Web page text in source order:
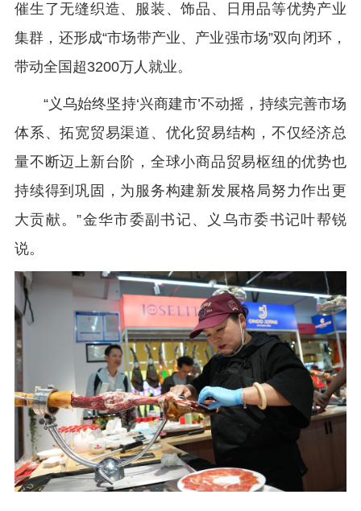
催生了无缝织造、服装、饰品、日用品等优势产业
集群，还形成“市场带产业、产业强市场”双向闭环，
带动全国超3200万人就业。
“义乌始终坚持‘兴商建市’不动摇，持续完善市场
体系、拓宽贸易渠道、优化贸易结构，不仅经济总
量不断迈上新台阶，全球小商品贸易枢纽的优势也
持续得到巩固，为服务构建新发展格局努力作出更
大贡献。”金华市委副书记、义乌市委书记叶帮锐
说。